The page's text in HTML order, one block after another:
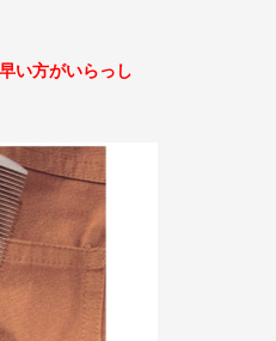
い方がいらっし